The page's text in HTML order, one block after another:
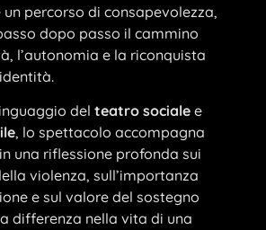
percorso di consapevolezza,
dopo passo il cammino
l’autonomia e la riconquista
del teatro sociale e
, lo spettacolo accompagna
una riflessione profonda sui
violenza, sull’importanza
e sul valore del sostegno
differenza nella vita di una